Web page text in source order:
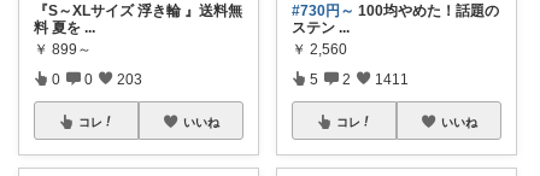
『S～XLサイズ 浮き輪 』送料無
料 夏を ...
￥ 899～
0 0 203
コレ いいね
#730円～ 100均やめた！話題の
ステン ...
￥ 2,560
5 2 1411
コレ いいね